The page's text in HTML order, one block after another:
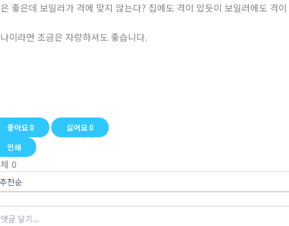
좋은데 보일러가 격에 맞지 않는다? 집에도 격이 있듯이 보일러에도 격
이라면 조금은 자랑하셔도 좋습니다.
좋아요0 싫어요0
인쇄
0